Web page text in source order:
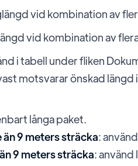
vid kombination av
vid kombination av
i tabell under fliken
motsvarar önskad längd
långa paket.
9 meters sträcka:
9 meters sträcka: använd